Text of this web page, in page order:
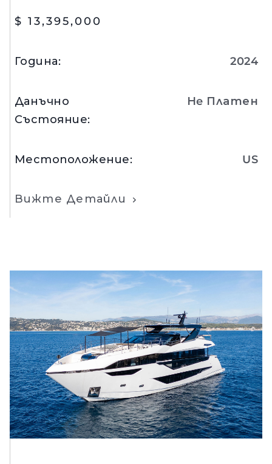
$ 13,395,000
Година: 2024
Данъчно
Състояние:
Нe Платен
Местоположение: US
Вижте Детайли